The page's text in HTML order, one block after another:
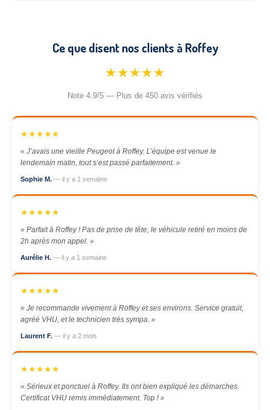
Ce que disent nos clients à Roffey
★★★★★
Note 4.9/5 — Plus de 450 avis vérifiés
★★★★★
« J’avais une vieille Peugeot à Roffey. L’équipe est venue le
lendemain matin, tout s’est passé parfaitement. »
Sophie M. — il y a 1 semaine
★★★★★
« Parfait à Roffey ! Pas de prise de tête, le véhicule retiré en moins de
2h après mon appel. »
Aurélie H. — il y a 1 semaine
★★★★★
« Je recommande vivement à Roffey et ses environs. Service gratuit,
agréé VHU, et le technicien très sympa. »
Laurent F. — il y a 2 mois
★★★★★
« Sérieux et ponctuel à Roffey. Ils ont bien expliqué les démarches.
Certificat VHU remis immédiatement. Top ! »